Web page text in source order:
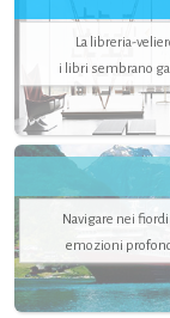
La libreria-
i libri sembrano
Navigare nei
emozioni